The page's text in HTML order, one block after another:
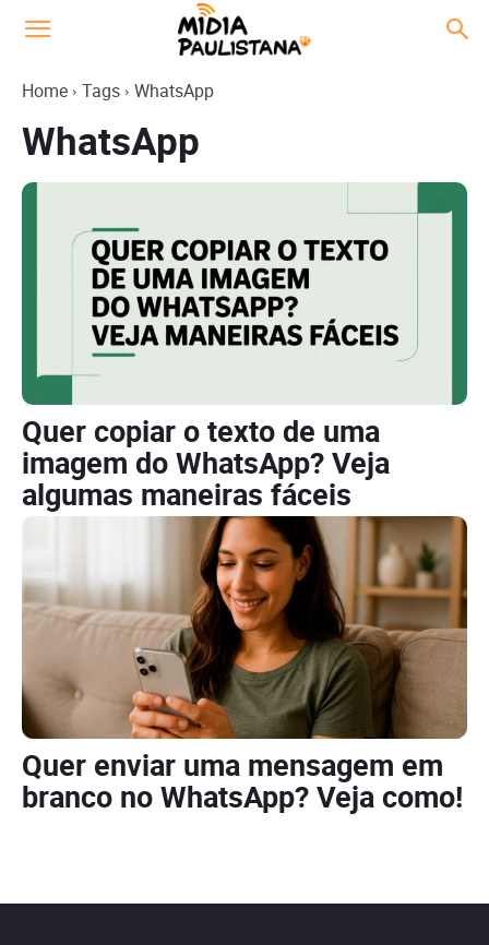
Home Tags WhatsApp
WhatsApp
Quer copiar o texto de uma
imagem do WhatsApp? Veja
algumas maneiras fáceis
Quer enviar uma mensagem em
branco no WhatsApp? Veja como!